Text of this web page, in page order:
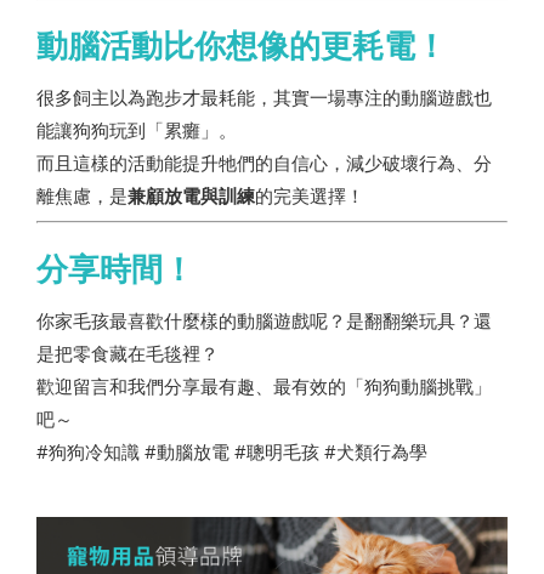
動腦活動比你想像的更耗電！
很多飼主以為跑步才最耗能，其實一場專注的動腦遊戲也
能讓狗狗玩到「累癱」。
而且這樣的活動能提升牠們的自信心，減少破壞行為、分
離焦慮，是兼顧放電與訓練的完美選擇！
分享時間！
你家毛孩最喜歡什麼樣的動腦遊戲呢？是翻翻樂玩具？還
是把零食藏在毛毯裡？
歡迎留言和我們分享最有趣、最有效的「狗狗動腦挑戰」
吧～
#狗狗冷知識 #動腦放電 #聰明毛孩 #犬類行為學